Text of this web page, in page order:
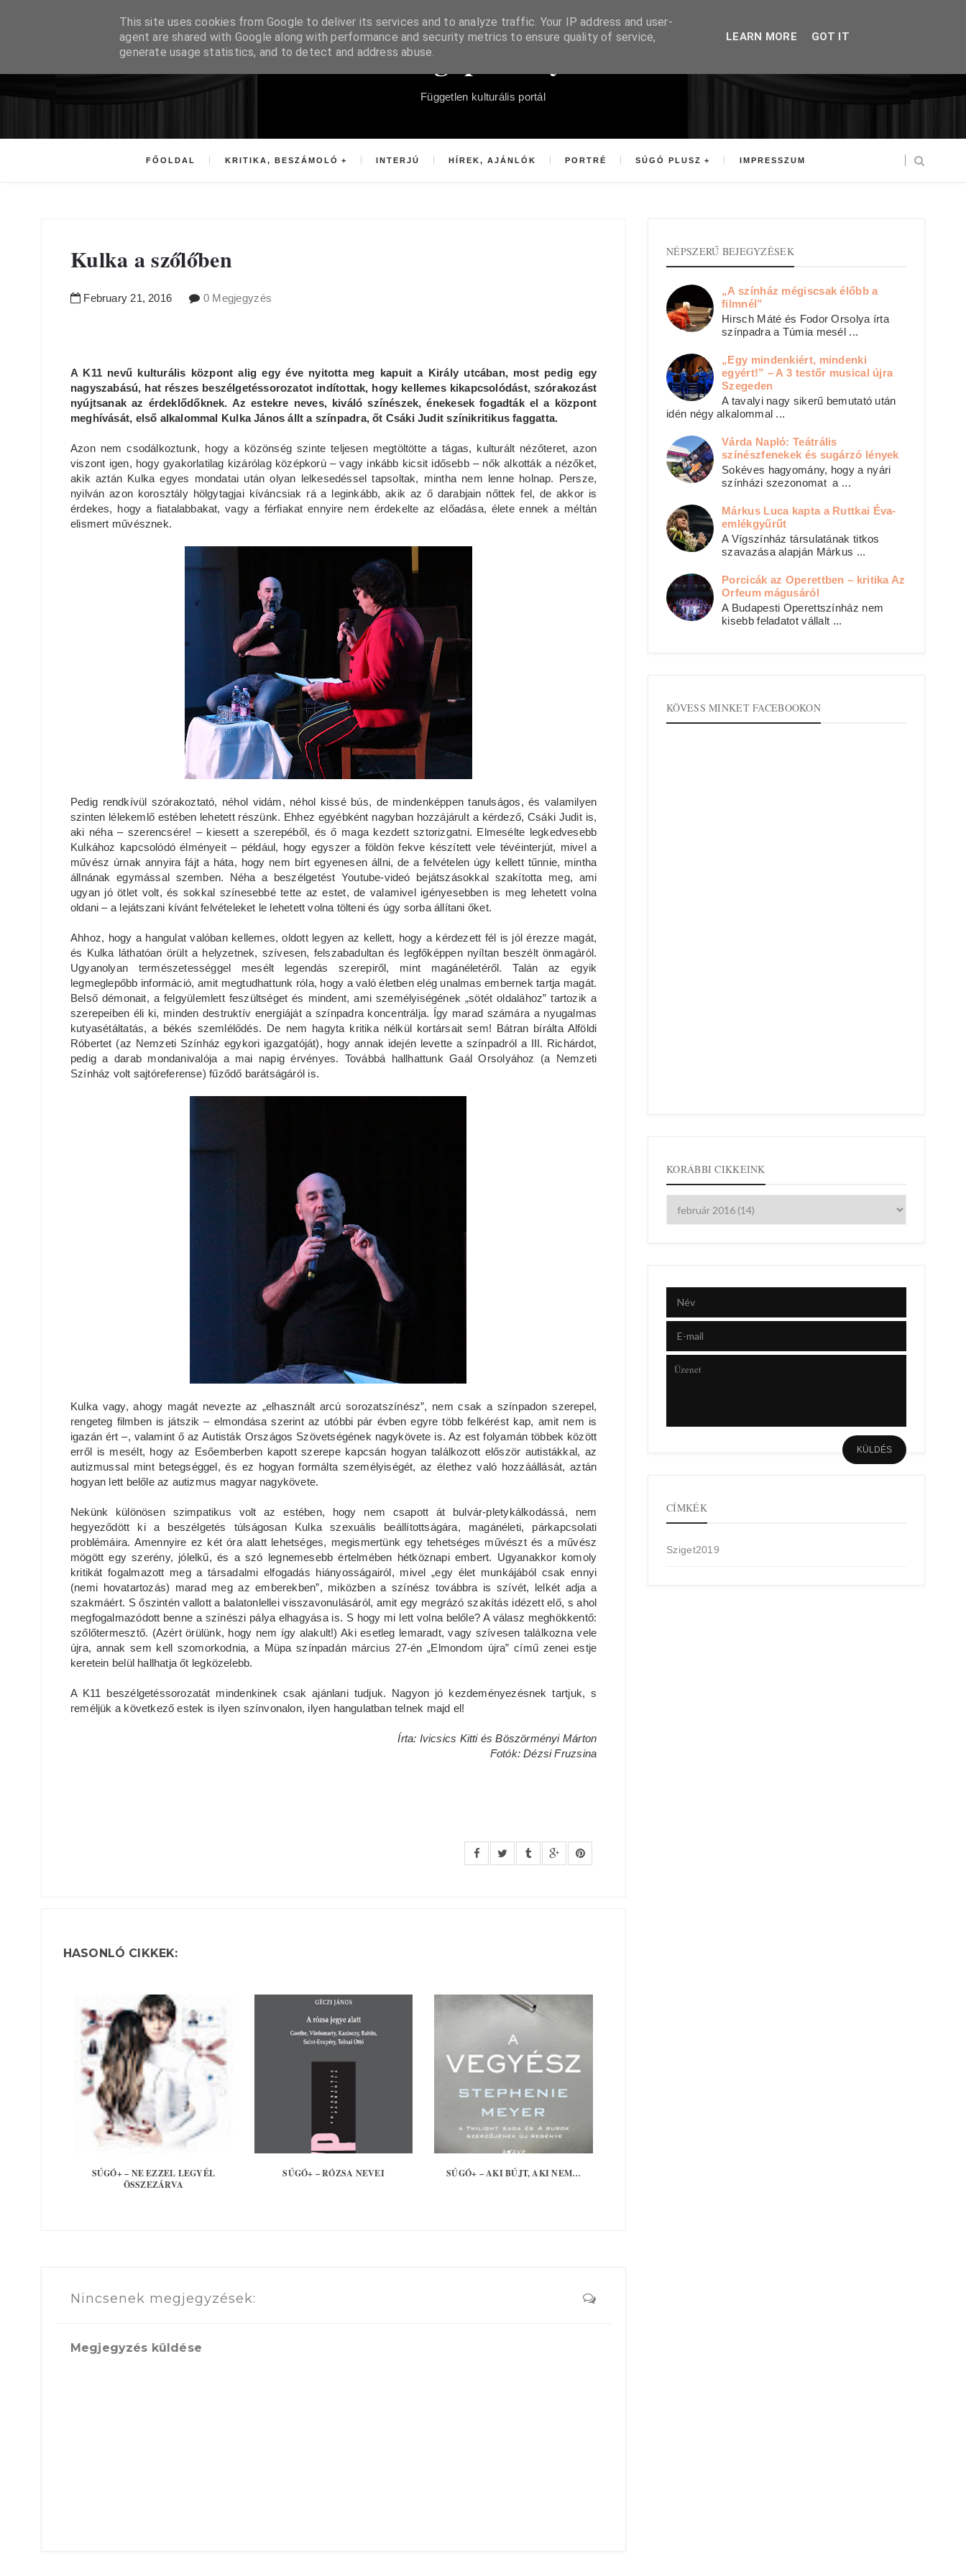
Súgópéldány
Független kulturális portál
FŐOLDAL KRITIKA, BESZÁMOLÓ INTERJÚ HÍREK, AJÁNLÓK PORTRÉ SÚGÓ PLUSZ IMPRESSZUM
Kulka a szőlőben
February 21, 2016 0 Megjegyzés
A K11 nevű kulturális központ alig egy éve nyitotta meg kapuit a Király utcában, most pedig egy
nagyszabású, hat részes beszélgetéssorozatot indítottak, hogy kellemes kikapcsolódást, szórakozást
nyújtsanak az érdeklődőknek. Az estekre neves, kiváló színészek, énekesek fogadták el a központ
meghívását, első alkalommal Kulka János állt a színpadra, őt Csáki Judit színikritikus faggatta.
Azon nem csodálkoztunk, hogy a közönség szinte teljesen megtöltötte a tágas, kulturált nézőteret, azon
viszont igen, hogy gyakorlatilag kizárólag középkorú – vagy inkább kicsit idősebb – nők alkották a nézőket,
akik aztán Kulka egyes mondatai után olyan lelkesedéssel tapsoltak, mintha nem lenne holnap. Persze,
nyilván azon korosztály hölgytagjai kíváncsiak rá a leginkább, akik az ő darabjain nőttek fel, de akkor is
érdekes, hogy a fiatalabbakat, vagy a férfiakat ennyire nem érdekelte az előadása, élete ennek a méltán
elismert művésznek.
Pedig rendkívül szórakoztató, néhol vidám, néhol kissé bús, de mindenképpen tanulságos, és valamilyen
szinten lélekemlő estében lehetett részünk. Ehhez egyébként nagyban hozzájárult a kérdező, Csáki Judit is,
aki néha – szerencsére! – kiesett a szerepéből, és ő maga kezdett sztorizgatni. Elmesélte legkedvesebb
Kulkához kapcsolódó élményeit – például, hogy egyszer a földön fekve készített vele tévéinterjút, mivel a
művész úrnak annyira fájt a háta, hogy nem bírt egyenesen állni, de a felvételen úgy kellett tűnnie, mintha
állnának egymással szemben. Néha a beszélgetést Youtube-videó bejátszásokkal szakította meg, ami
ugyan jó ötlet volt, és sokkal színesebbé tette az estet, de valamivel igényesebben is meg lehetett volna
oldani – a lejátszani kívánt felvételeket le lehetett volna tölteni és úgy sorba állítani őket.
Ahhoz, hogy a hangulat valóban kellemes, oldott legyen az kellett, hogy a kérdezett fél is jól érezze magát,
és Kulka láthatóan örült a helyzetnek, szívesen, felszabadultan és legfőképpen nyíltan beszélt önmagáról.
Ugyanolyan természetességgel mesélt legendás szerepiről, mint magánéletéről. Talán az egyik
legmeglepőbb információ, amit megtudhattunk róla, hogy a való életben elég unalmas embernek tartja magát.
Belső démonait, a felgyülemlett feszültséget és mindent, ami személyiségének „sötét oldalához” tartozik a
szerepeiben éli ki, minden destruktív energiáját a színpadra koncentrálja. Így marad számára a nyugalmas
kutyasétáltatás, a békés szemlélődés. De nem hagyta kritika nélkül kortársait sem! Bátran bírálta Alföldi
Róbertet (az Nemzeti Színház egykori igazgatóját), hogy annak idején levette a színpadról a III. Richárdot,
pedig a darab mondanivalója a mai napig érvényes. Továbbá hallhattunk Gaál Orsolyához (a Nemzeti
Színház volt sajtóreferense) fűződő barátságáról is.
Kulka vagy, ahogy magát nevezte az „elhasznált arcú sorozatszínész”, nem csak a színpadon szerepel,
rengeteg filmben is játszik – elmondása szerint az utóbbi pár évben egyre több felkérést kap, amit nem is
igazán ért –, valamint ő az Autisták Országos Szövetségének nagykövete is. Az est folyamán többek között
erről is mesélt, hogy az Esőemberben kapott szerepe kapcsán hogyan találkozott először autistákkal, az
autizmussal mint betegséggel, és ez hogyan formálta személyiségét, az élethez való hozzáállását, aztán
hogyan lett belőle az autizmus magyar nagykövete.
Nekünk különösen szimpatikus volt az estében, hogy nem csapott át bulvár-pletykálkodássá, nem
hegyeződött ki a beszélgetés túlságosan Kulka szexuális beállítottságára, magánéleti, párkapcsolati
problémáira. Amennyire ez két óra alatt lehetséges, megismertünk egy tehetséges művészt és a művész
mögött egy szerény, jólelkű, és a szó legnemesebb értelmében hétköznapi embert. Ugyanakkor komoly
kritikát fogalmazott meg a társadalmi elfogadás hiányosságairól, mivel „egy élet munkájából csak ennyi
(nemi hovatartozás) marad meg az emberekben”, miközben a színész továbbra is szívét, lelkét adja a
szakmáért. S őszintén vallott a balatonlellei visszavonulásáról, amit egy megrázó szakítás idézett elő, s ahol
megfogalmazódott benne a színészi pálya elhagyása is. S hogy mi lett volna belőle? A válasz meghökkentő:
szőlőtermesztő. (Azért örülünk, hogy nem így alakult!) Aki esetleg lemaradt, vagy szívesen találkozna vele
újra, annak sem kell szomorkodnia, a Müpa színpadán március 27-én „Elmondom újra” című zenei estje
keretein belül hallhatja őt legközelebb.
A K11 beszélgetéssorozatát mindenkinek csak ajánlani tudjuk. Nagyon jó kezdeményezésnek tartjuk, s
reméljük a következő estek is ilyen színvonalon, ilyen hangulatban telnek majd el!
Írta: Ivicsics Kitti és Böszörményi Márton
Fotók: Dézsi Fruzsina
HASONLÓ CIKKEK:
SÚGÓ+ – NE EZZEL LEGYÉL
ÖSSZEZÁRVA
SÚGÓ+ – RÓZSA NEVEI SÚGÓ+ – AKI BÚJT, AKI NEM…
Nincsenek megjegyzések:
Megjegyzés küldése
NÉPSZERŰ BEJEGYZÉSEK
„A színház mégiscsak élőbb a
filmnél”
Hirsch Máté és Fodor Orsolya írta
színpadra a Túmia mesél ...
„Egy mindenkiért, mindenki
egyért!” – A 3 testőr musical újra
Szegeden
A tavalyi nagy sikerű bemutató után
idén négy alkalommal ...
Várda Napló: Teátrális
színészfenekek és sugárzó lények
Sokéves hagyomány, hogy a nyári
színházi szezonomat a ...
Márkus Luca kapta a Ruttkai Éva-
emlékgyűrűt
A Vígszínház társulatának titkos
szavazása alapján Márkus ...
Porcicák az Operettben – kritika Az
Orfeum mágusáról
A Budapesti Operettszínház nem
kisebb feladatot vállalt ...
KÖVESS MINKET FACEBOOKON
KORÁBBI CIKKEINK
CÍMKÉK
Sziget2019
This site uses cookies from Google to deliver its services and to analyze traffic. Your IP address and user-
agent are shared with Google along with performance and security metrics to ensure quality of service,
generate usage statistics, and to detect and address abuse.
LEARN MORE GOT IT